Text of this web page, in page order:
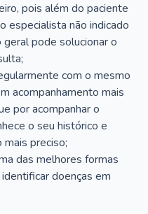
pois além do paciente
especialista não indicado
geral pode solucionar o
com o mesmo
acompanhamento mais
por acompanhar o
o seu histórico e
preciso;
das melhores formas
doenças em